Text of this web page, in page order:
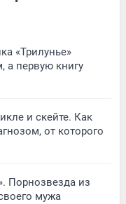
«Трилунье»
а первую книгу
и скейте. Как
от которого
Порнозвезда из
мужа